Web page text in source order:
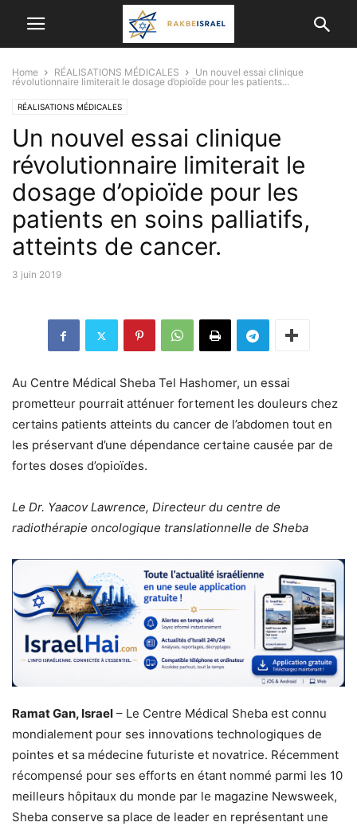
Home RÉALISATIONS MÉDICALES
Un nouvel essai clinique
révolutionnaire limiterait le dosage d’opioïde pour les patients...
RÉALISATIONS MÉDICALES
Un nouvel essai clinique
révolutionnaire limiterait le
dosage d’opioïde pour les
patients en soins palliatifs,
atteints de cancer.
3 juin 2019
Au Centre Médical Sheba Tel Hashomer, un essai
prometteur pourrait atténuer fortement les douleurs chez
certains patients atteints du cancer de l’abdomen tout en
les préservant d’une dépendance certaine causée par de
fortes doses d’opioïdes.
Le Dr. Yaacov Lawrence, Directeur du centre de
radiothérapie oncologique translationnelle de Sheba
Ramat Gan, Israel – Le Centre Médical Sheba est connu
mondialement pour ses innovations technologiques de
pointes et sa médecine futuriste et novatrice. Récemment
récompensé pour ses efforts en étant nommé parmi les 10
meilleurs hôpitaux du monde par le magazine Newsweek,
Sheba conserve sa place de leader en représentant une